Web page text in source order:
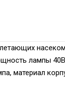
лампы
материал